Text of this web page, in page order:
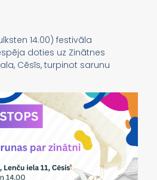
14.00) festivāla
doties uz Zinātnes
Cēsīs, turpinot sarunu